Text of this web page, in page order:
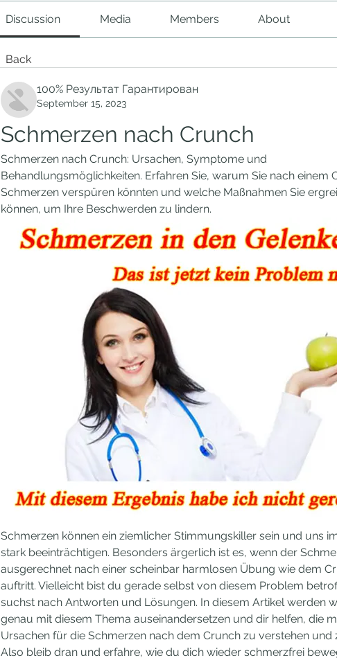
Discussion Media Members About
Back
100% Результат Гарантирован
September 15, 2023
Schmerzen nach Crunch
Schmerzen nach Crunch: Ursachen, Symptome und
Behandlungsmöglichkeiten. Erfahren Sie, warum Sie nach einem
Schmerzen verspüren könnten und welche Maßnahmen Sie
können, um Ihre Beschwerden zu lindern.
Schmerzen können ein ziemlicher Stimmungskiller sein und uns
stark beeinträchtigen. Besonders ärgerlich ist es, wenn der
ausgerechnet nach einer scheinbar harmlosen Übung wie dem
auftritt. Vielleicht bist du gerade selbst von diesem Problem
suchst nach Antworten und Lösungen. In diesem Artikel werden
genau mit diesem Thema auseinandersetzen und dir helfen, die
Ursachen für die Schmerzen nach dem Crunch zu verstehen und
Also bleib dran und erfahre, wie du dich wieder schmerzfrei